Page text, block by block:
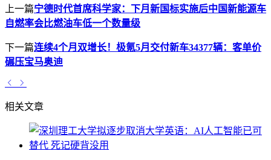
上一篇宁德时代首席科学家：下月新国标实施后中国新能源车
自燃率会比燃油车低一个数量级
下一篇连续4个月双增长！极氪5月交付新车34377辆：客单价
碾压宝马奥迪
相关文章